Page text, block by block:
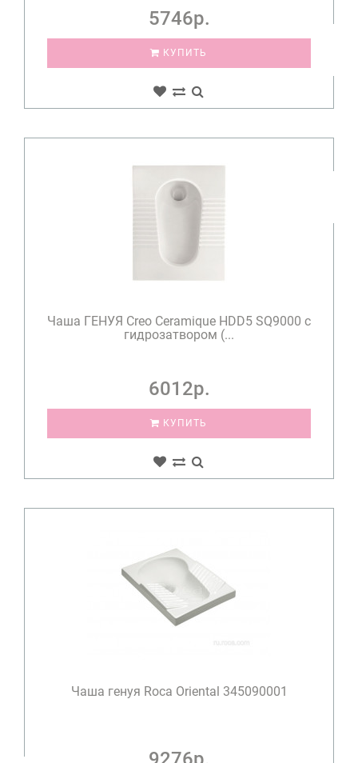
5746р.
КУПИТЬ
Чаша ГЕНУЯ Creo Ceramique HDD5 SQ9000 c
гидрозатвором (...
6012р.
КУПИТЬ
Чаша генуя Roca Oriental 345090001